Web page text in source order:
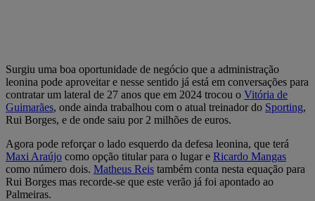
Surgiu uma boa oportunidade de negócio que a administração
leonina pode aproveitar e nesse sentido já está em conversações para
contratar um lateral de 27 anos que em 2024 trocou o Vitória de
Guimarães, onde ainda trabalhou com o atual treinador do Sporting,
Rui Borges, e de onde saiu por 2 milhões de euros.
Agora pode reforçar o lado esquerdo da defesa leonina, que terá
Maxi Araújo como opção titular para o lugar e Ricardo Mangas
como número dois. Matheus Reis também conta nesta equação para
Rui Borges mas recorde-se que este verão já foi apontado ao
Palmeiras.